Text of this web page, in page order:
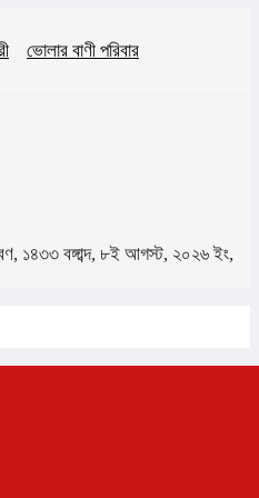
ভোলার বাণী পরিবার
১৪৩৩ বঙ্গাব্দ, ৮ই আগস্ট, ২০২৬ ইং,